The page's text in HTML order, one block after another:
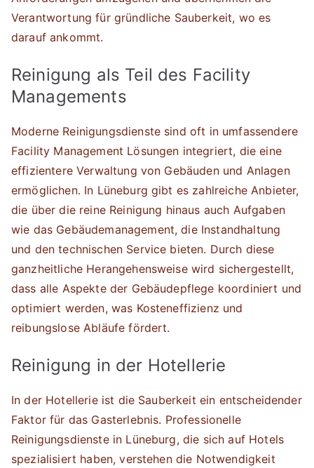
Verantwortung für gründliche Sauberkeit, wo es
darauf ankommt.
Reinigung als Teil des Facility
Managements
Moderne Reinigungsdienste sind oft in umfassendere
Facility Management Lösungen integriert, die eine
effizientere Verwaltung von Gebäuden und Anlagen
ermöglichen. In Lüneburg gibt es zahlreiche Anbieter,
die über die reine Reinigung hinaus auch Aufgaben
wie das Gebäudemanagement, die Instandhaltung
und den technischen Service bieten. Durch diese
ganzheitliche Herangehensweise wird sichergestellt,
dass alle Aspekte der Gebäudepflege koordiniert und
optimiert werden, was Kosteneffizienz und
reibungslose Abläufe fördert.
Reinigung in der Hotellerie
In der Hotellerie ist die Sauberkeit ein entscheidender
Faktor für das Gasterlebnis. Professionelle
Reinigungsdienste in Lüneburg, die sich auf Hotels
spezialisiert haben, verstehen die Notwendigkeit